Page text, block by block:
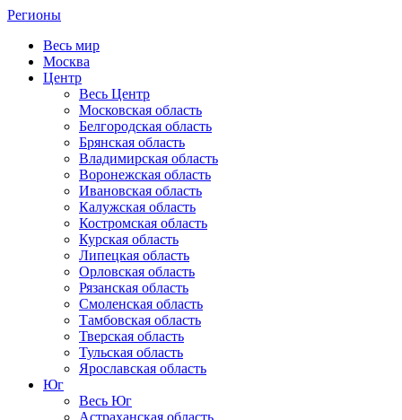
Регионы
Весь мир
Москва
Центр
Весь Центр
Московская область
Белгородская область
Брянская область
Владимирская область
Воронежская область
Ивановская область
Калужская область
Костромская область
Курская область
Липецкая область
Орловская область
Рязанская область
Смоленская область
Тамбовская область
Тверская область
Тульская область
Ярославская область
Юг
Весь Юг
Астраханская область